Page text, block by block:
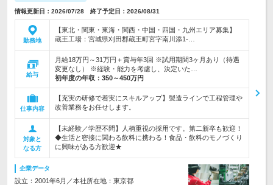
情報更新日：2026/07/28 終了予定日：2026/08/31
勤務地
【東北・関東・東海・関西・中国・四国・九州エリア募集】
蔵王工場：宮城県刈田郡蔵王町宮字南川添1-…
給与
月給18万円～31万円＋賞与年3回 ※試用期間3ヶ月あり（待遇
変更なし） ※経験・能力を考慮し、決定いた…
初年度の年収： 350～450万円
仕事内容
【充実の研修で着実にスキルアップ】製造ラインで工程管理や
改善業務をお任せします。
対象と
なる方
【未経験／学歴不問】人柄重視の採用です。第二新卒も歓迎！
◆生活と密接に関わる飲料に携わる！食品・飲料のモノづくり
に興味がある方歓迎★
企業データ
設立：2001年6月／本社所在地：東京都